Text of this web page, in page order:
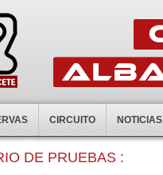
CIRCUITO NOTICIAS
DE PRUEBAS :